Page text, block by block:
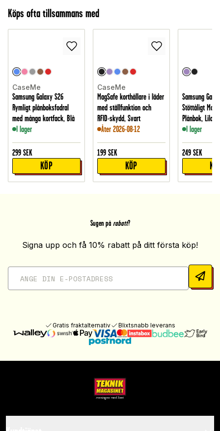
Köps ofta tillsammans med
CaseMe
Samsung Galaxy S26
Rymligt plånboksfodral
med många kortfack, Blå
I lager
299 SEK
KÖP
CaseMe
MagSafe korthållare i läder
med ställfunktion och
RFID-skydd, Svart
Åter 2026-08-12
199 SEK
KÖP
Samsung
Stöttåligt
Plånbok, Lila
I lager
249 SEK
Sugen på rabatt?
Signa upp och få 10% rabatt på ditt första köp!
Gratis fraktalternativ Blixtsnabb leverans